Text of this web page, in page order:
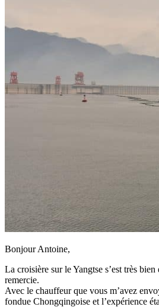
Bonjour Antoine,
La croisière sur le Yangtse s’est très
remercie.
Avec le chauffeur que vous m’avez
fondue Chongqingoise et l’expérience